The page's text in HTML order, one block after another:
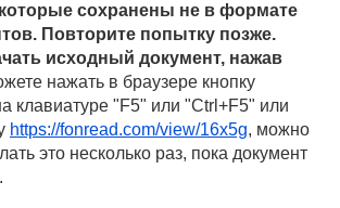
сохранены не в формате
Повторите попытку позже.
исходный документ, нажав
нажать в браузере кнопку
клавиатуре "F5" или "Ctrl+F5" или
https://fonread.com/view/16x5g, можно
это несколько раз, пока документ